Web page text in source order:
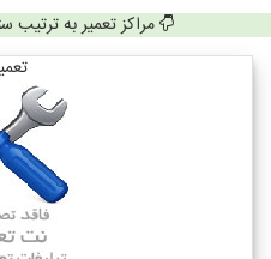
مراکز تعمیر به ترتیب